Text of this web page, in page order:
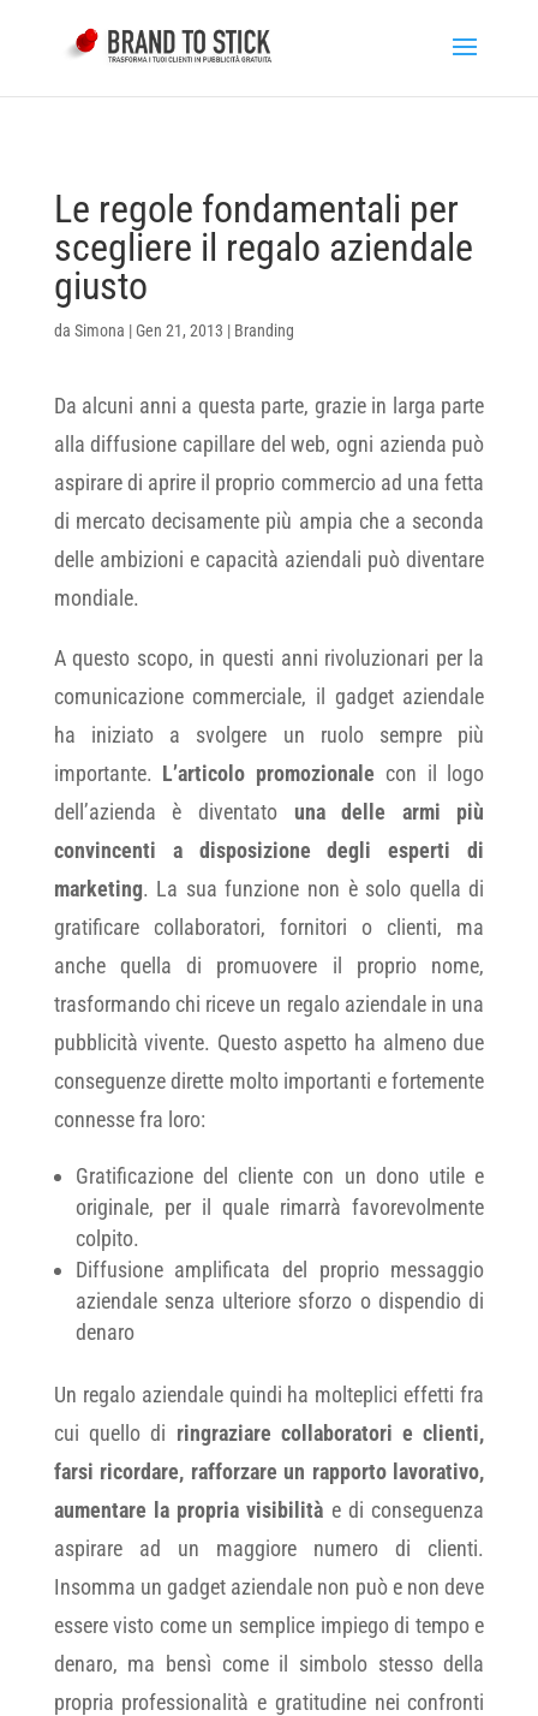
Le regole fondamentali per
scegliere il regalo aziendale
giusto
da Simona |Gen 21, 2013 | Branding
Da alcuni anni a questa parte, grazie in larga parte
alla diffusione capillare del web, ogni azienda può
aspirare di aprire il proprio commercio ad una fetta
di mercato decisamente più ampia che a seconda
delle ambizioni e capacità aziendali può diventare
mondiale.
A questo scopo, in questi anni rivoluzionari per la
comunicazione commerciale, il gadget aziendale
ha iniziato a svolgere un ruolo sempre più
importante. L’articolo promozionale con il logo
dell’azienda è diventato una delle armi più
convincenti a disposizione degli esperti di
marketing. La sua funzione non è solo quella di
gratificare collaboratori, fornitori o clienti, ma
anche quella di promuovere il proprio nome,
trasformando chi riceve un regalo aziendale in una
pubblicità vivente. Questo aspetto ha almeno due
conseguenze dirette molto importanti e fortemente
connesse fra loro:
Gratificazione del cliente con un dono utile e
originale, per il quale rimarrà favorevolmente
colpito.
Diffusione amplificata del proprio messaggio
aziendale senza ulteriore sforzo o dispendio di
denaro
Un regalo aziendale quindi ha molteplici effetti fra
cui quello di ringraziare collaboratori e clienti,
farsi ricordare, rafforzare un rapporto lavorativo,
aumentare la propria visibilità e di conseguenza
aspirare ad un maggiore numero di clienti.
Insomma un gadget aziendale non può e non deve
essere visto come un semplice impiego di tempo e
denaro, ma bensì come il simbolo stesso della
propria professionalità e gratitudine nei confronti